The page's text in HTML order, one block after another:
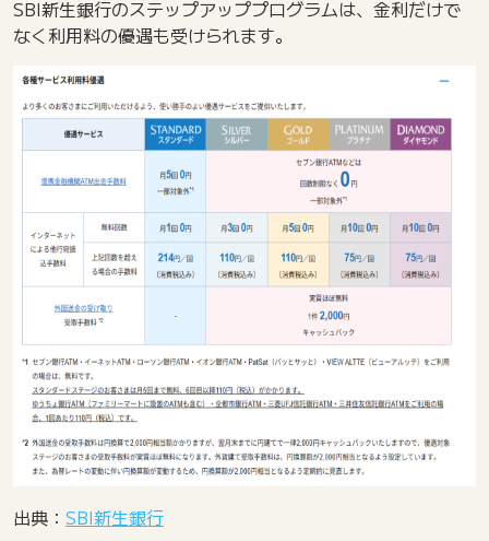
SBI新生銀行のステップアッププログラムは、金利だけで
なく利用料の優遇も受けられます。
出典： SBI新生銀行